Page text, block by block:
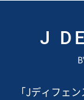
J
「Jディフェ